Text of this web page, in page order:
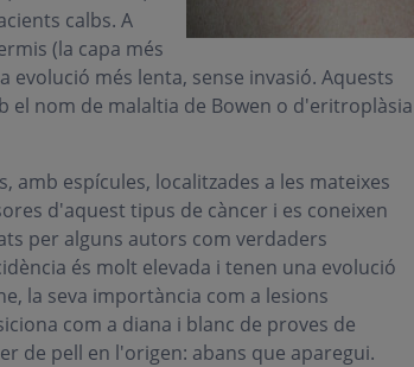
calbs. A
(la capa més
més lenta, sense invasió. Aquests
el nom de malaltia de Bowen o d'eritroplàsia
amb espícules, localitzades a les mateixes
d'aquest tipus de càncer i es coneixen
per alguns autors com verdaders
és molt elevada i tenen una evolució
la seva importància com a lesions
com a diana i blanc de proves de
de pell en l'origen: abans que aparegui.